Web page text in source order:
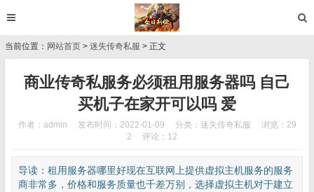
当前位置： 网站首页 > 迷失传奇私服 > 正文
商业传奇私服务必须租用服务器吗 自己
买机子在家开可以吗 爱
作者：admin 发布时间：2022-01-09 分类： 迷失传奇私服
浏览：29
2
评论：12
导读：租用服务器哪里好现在互联网上提供虚拟主机服务的服务
商非常多，价格和服务质量也千差万别，选择虚拟主机对于建立